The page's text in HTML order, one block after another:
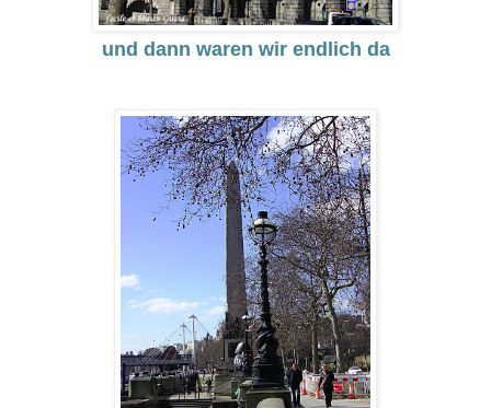
und dann waren wir endlich da